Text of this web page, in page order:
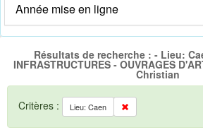
Année mise en ligne
Résultats de recherche : - Lieu:
INFRASTRUCTURES - OUVRAGES
Christian
Critères : Lieu: Caen